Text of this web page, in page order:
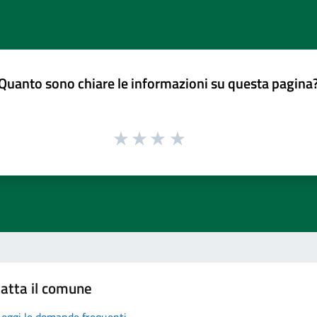
sono chiare le informazioni su questa
il comune